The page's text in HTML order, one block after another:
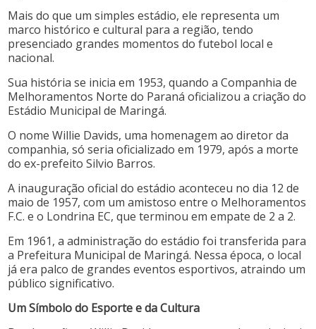
Mais do que um simples estádio, ele representa um
marco histórico e cultural para a região, tendo
presenciado grandes momentos do futebol local e
nacional.
Sua história se inicia em 1953, quando a Companhia de
Melhoramentos Norte do Paraná oficializou a criação do
Estádio Municipal de Maringá.
O nome Willie Davids, uma homenagem ao diretor da
companhia, só seria oficializado em 1979, após a morte
do ex-prefeito Silvio Barros.
A inauguração oficial do estádio aconteceu no dia 12 de
maio de 1957, com um amistoso entre o Melhoramentos
F.C. e o Londrina EC, que terminou em empate de 2 a 2.
Em 1961, a administração do estádio foi transferida para
a Prefeitura Municipal de Maringá. Nessa época, o local
já era palco de grandes eventos esportivos, atraindo um
público significativo.
Um Símbolo do Esporte e da Cultura